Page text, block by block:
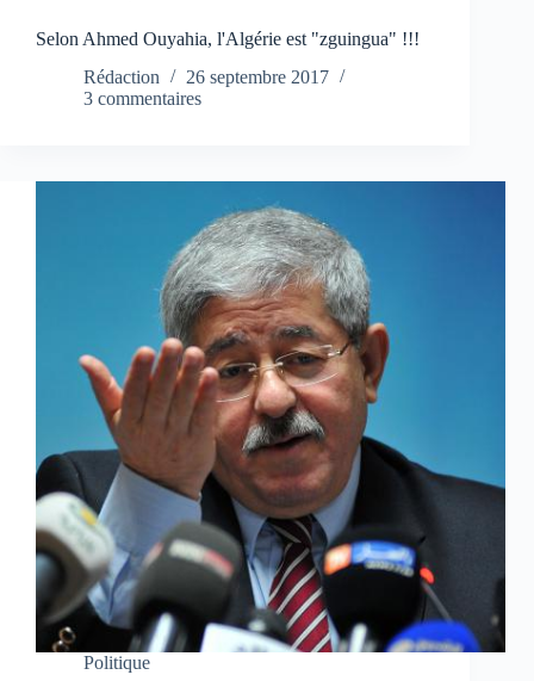
Selon Ahmed Ouyahia, l'Algérie est "zguingua" !!!
Rédaction
26 septembre 2017
3 commentaires
Politique